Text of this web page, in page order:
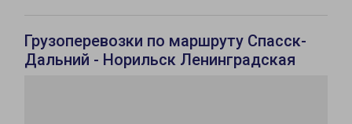
Грузоперевозки по маршруту Спасск-
Дальний - Норильск Ленинградская